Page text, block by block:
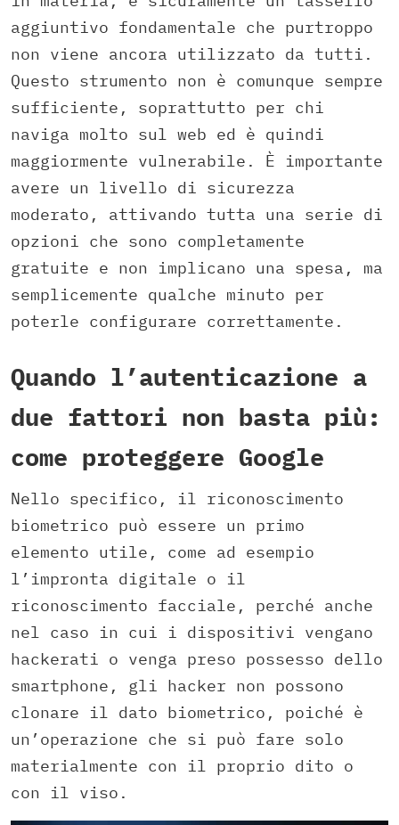
aggiuntivo fondamentale che purtroppo
non viene ancora utilizzato da tutti.
Questo strumento non è comunque sempre
sufficiente, soprattutto per chi
naviga molto sul web ed è quindi
maggiormente vulnerabile. È importante
avere un livello di sicurezza
moderato, attivando tutta una serie di
opzioni che sono completamente
gratuite e non implicano una spesa, ma
semplicemente qualche minuto per
poterle configurare correttamente.
Quando l’autenticazione a
due fattori non basta più:
come proteggere Google
Nello specifico, il riconoscimento
biometrico può essere un primo
elemento utile, come ad esempio
l’impronta digitale o il
riconoscimento facciale, perché anche
nel caso in cui i dispositivi vengano
hackerati o venga preso possesso dello
smartphone, gli hacker non possono
clonare il dato biometrico, poiché è
un’operazione che si può fare solo
materialmente con il proprio dito o
con il viso.